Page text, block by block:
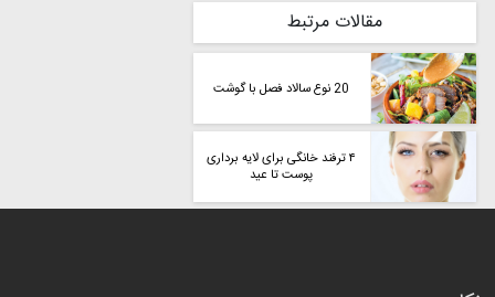
مقالات مرتبط
20 نوع سالاد فصل با گوشت
۴ ترفند خانگی برای لایه برداری
پوست تا عید